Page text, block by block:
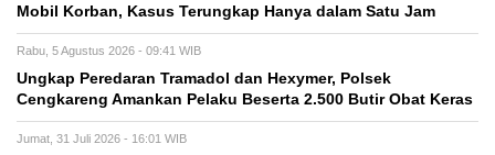
Mobil Korban, Kasus Terungkap Hanya dalam Satu Jam
Rabu, 5 Agustus 2026 - 09:41 WIB
Ungkap Peredaran Tramadol dan Hexymer, Polsek
Cengkareng Amankan Pelaku Beserta 2.500 Butir Obat Keras
Jumat, 31 Juli 2026 - 16:01 WIB